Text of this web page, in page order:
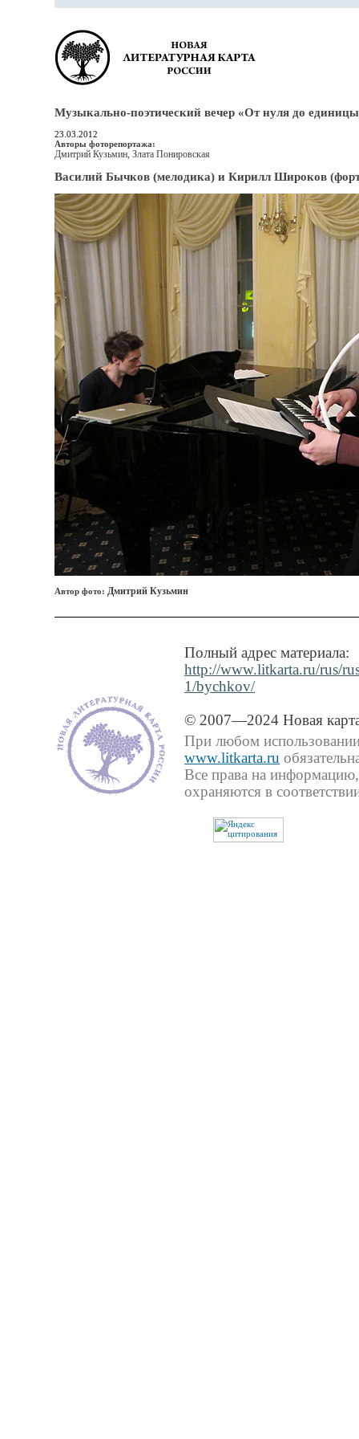
Музыкально-поэтический вечер «От нуля до
23.03.2012
Авторы фоторепортажа:
Дмитрий Кузьмин, Злата Понировская
Василий Бычков (мелодика) и Кирилл Широков
Автор фото: Дмитрий Кузьмин
Полный адрес материала:
http://www.litkarta.ru/rus/
1/bychkov/
© 2007—2024 Новая
При любом использовании
www.litkarta.ru
Все права на
охраняются в